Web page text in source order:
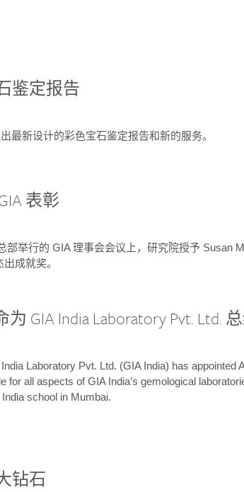
鉴定报告
最新设计的彩色宝石鉴定报告和新的服务。
表彰
部举行的 GIA 理事会会议上，研究院授予 Susan
成就奖。
GIA India Laboratory Pvt. Ltd.
Laboratory Pvt. Ltd. (GIA India) has appointed
for all aspects of GIA India’s gemological
school in Mumbai.
钻石